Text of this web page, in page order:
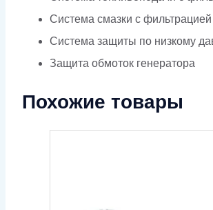
Система смазки с фильтрацией
Система защиты по низкому
Защита обмоток генератора
Похожие товары